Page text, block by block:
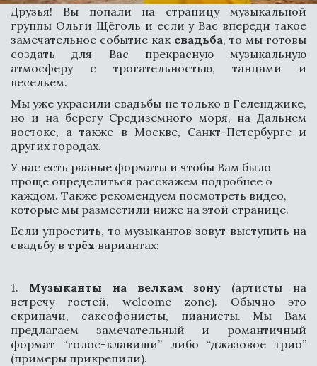
МУЗЫКАЛЬНАЯ
ГРУППА НА СВАДЬБУ В
ГЕЛЕНДЖИКЕ
Друзья! Вы попали на страницу музыкальной
группы Ольги Щёголь и если у Вас впереди такое
замечательное событие как свадьба, то мы готовы
создать для Вас прекрасную музыкальную
атмосферу с трогательностью, танцами и
весельем.
Мы уже украсили свадьбы не только в Геленджике,
но и на берегу Средиземного моря, на Дальнем
востоке, а также в Москве, Санкт-Петербурге и
других городах.
У нас есть разные форматы и чтобы Вам было
проще определиться расскажем подробнее о
каждом. Также рекомендуем посмотреть видео,
которые мы разместили ниже на этой странице.
Если упростить, то музыкантов зовут выступить на
свадьбу в трёх вариантах:
1. Музыканты на велкам зону (артисты на
встречу гостей, welcome zone). Обычно это
скрипачи, саксофонисты, пианисты. Мы Вам
предлагаем замечательный и романтичный
формат “голос-клавиши” либо “джазовое трио”
(примеры прикрепили).